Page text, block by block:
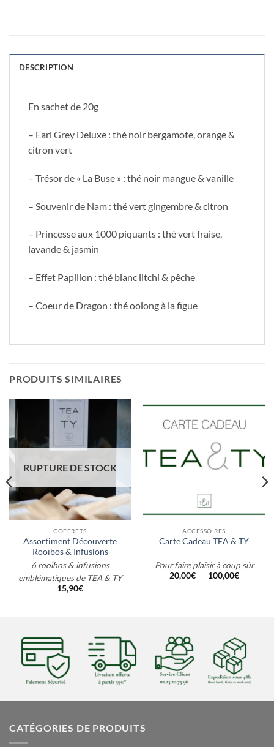
DESCRIPTION
En sachet de 20g
– Earl Grey Deluxe : thé noir bergamote, orange &
citron vert
– Trésor de « La Buse » : thé noir mangue & vanille
– Souvenir de Nam : thé vert gingembre & citron
– Princesse aux 1000 piquants : thé vert fraise,
lavande & jasmin
– Effet Papillon : thé blanc litchi & pêche
– Coeur de Dragon : thé oolong à la figue
PRODUITS SIMILAIRES
RUPTURE DE STOCK
COFFRETS
Assortiment Découverte
Rooïbos & Infusions
6 rooïbos & infusions
emblématiques de TEA & TY
15,90€
ACCESSOIRES
Carte Cadeau TEA & TY
Pour faire plaisir à coup sûr
20,00€ – 100,00€Plage
100,00€
CATÉGORIES DE PRODUITS